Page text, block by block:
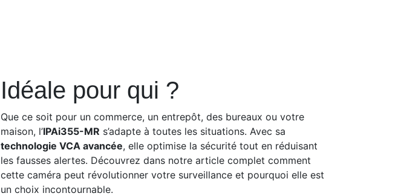
Idéale pour qui ?
Que ce soit pour un commerce, un entrepôt, des bureaux ou votre
maison, l’IPAi355-MR s’adapte à toutes les situations. Avec sa
technologie VCA avancée, elle optimise la sécurité tout en réduisant
les fausses alertes. Découvrez dans notre article complet comment
cette caméra peut révolutionner votre surveillance et pourquoi elle est
un choix incontournable.